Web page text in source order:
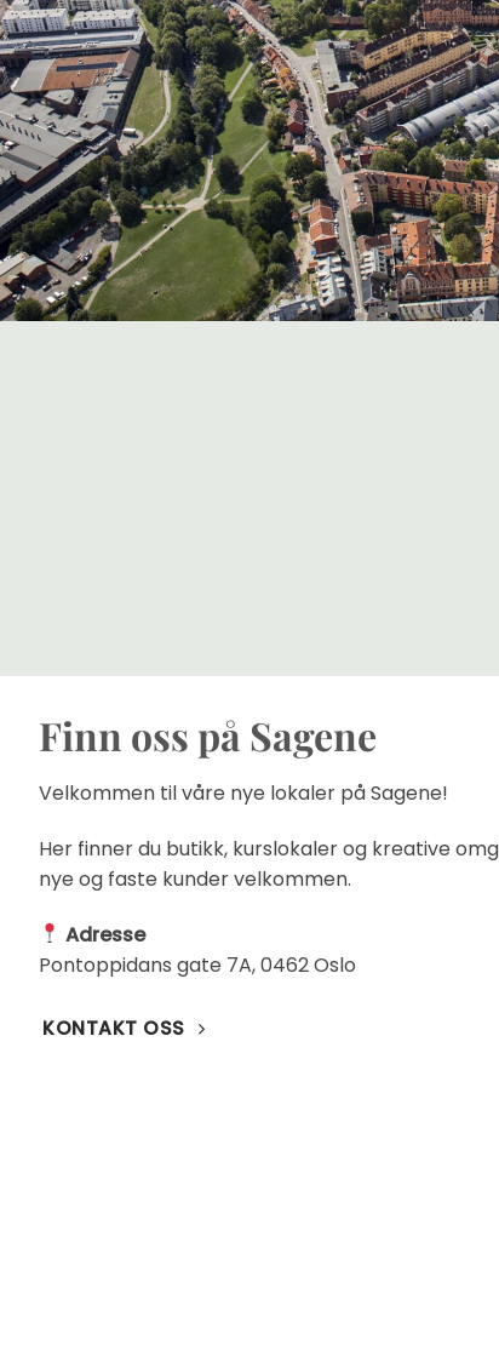
Finn oss på Sagene
Velkommen til våre nye lokaler på Sagene!
Her finner du butikk, kurslokaler og kreative
nye og faste kunder velkommen.
Adresse
Pontoppidans gate 7A, 0462 Oslo
KONTAKT OSS